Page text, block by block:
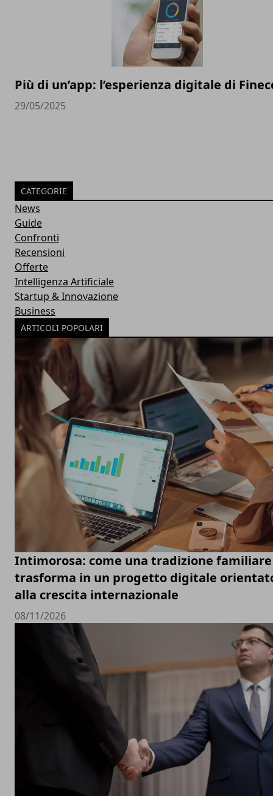
Più di un’app: l’esperienza digitale di
29/05/2025
CATEGORIE
News
Guide
Confronti
Recensioni
Offerte
Intelligenza Artificiale
Startup & Innovazione
Business
ARTICOLI POPOLARI
Intimorosa: come una tradizione
trasforma in un progetto digitale
alla crescita internazionale
08/11/2026